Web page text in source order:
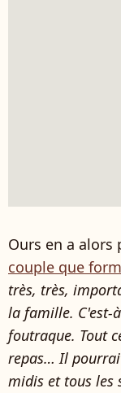
Ours en a
couple que
très, très,
la famille. C'est-
foutraque. Tout
repas… Il
midis et tous les